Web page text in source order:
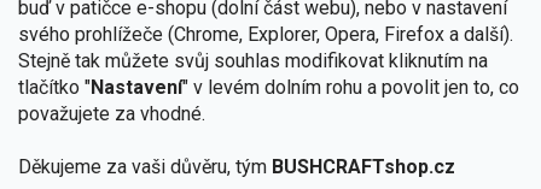
buď v patičce e-shopu (dolní část webu), nebo v nastavení
svého prohlížeče (Chrome, Explorer, Opera, Firefox a další).
Stejně tak můžete svůj souhlas modifikovat kliknutím na
tlačítko "Nastavení" v levém dolním rohu a povolit jen to, co
považujete za vhodné.
Děkujeme za vaši důvěru, tým BUSHCRAFTshop.cz
podmínkami ochrany osobních údajů